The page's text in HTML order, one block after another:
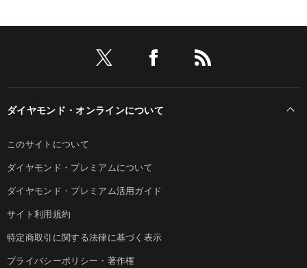
ダイヤモンド・オンラインについて
このサイトについて
ダイヤモンド・プレミアムについて
ダイヤモンド・プレミアム活用ガイド
サイト利用規約
特定商取引に関する法律に基づく表示
プライバシーポリシー・著作権